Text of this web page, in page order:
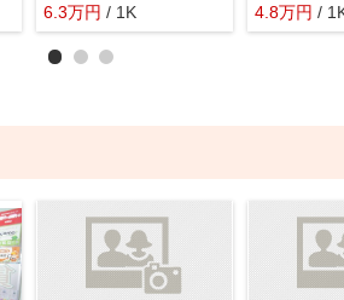
6.3万円 / 1K
4.8万円 /